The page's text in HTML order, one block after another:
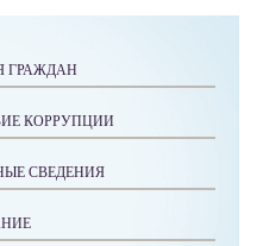
ГРАЖДАН
КОРРУПЦИИ
СВЕДЕНИЯ